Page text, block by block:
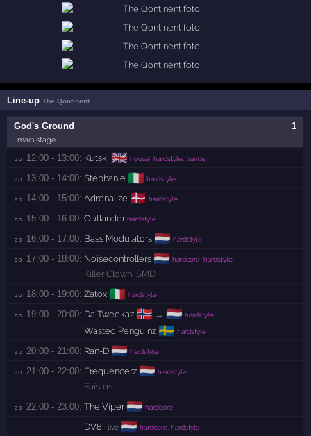
Line-upThe Qontinent
1
God's Ground
main stage
zo 12:00 - 13:00: Kutski 🇬🇧 house, hardstyle, trance
zo 13:00 - 14:00: Stephanie 🇮🇹 hardstyle
zo 14:00 - 15:00: Adrenalize 🇩🇰 hardstyle
zo 15:00 - 16:00: Outlander hardstyle
zo 16:00 - 17:00: Bass Modulators 🇳🇱 hardstyle
zo 17:00 - 18:00: Noisecontrollers 🇳🇱 hardcore, hardstyle
Killer Clown ,SMD
zo 18:00 - 19:00: Zatox 🇮🇹 hardstyle
zo 19:00 - 20:00: Da Tweekaz 🇳🇴 → 🇳🇱 hardstyle
Wasted Penguinz 🇸🇪 hardstyle
zo 20:00 - 21:00: Ran-D 🇳🇱 hardstyle
zo 21:00 - 22:00: Frequencerz 🇳🇱 hardstyle
Faistos
zo 22:00 - 23:00: The Viper 🇳🇱 hardcore
DV8 · live 🇳🇱 hardcore, hardstyle